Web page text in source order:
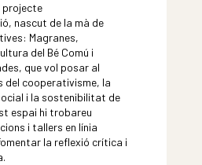
projecte
nascut de la mà de
Magranes,
del Bé Comú i
que vol posar al
del cooperativisme, la
i la sostenibilitat de
espai hi trobareu
i tallers en línia
la reflexió crítica i